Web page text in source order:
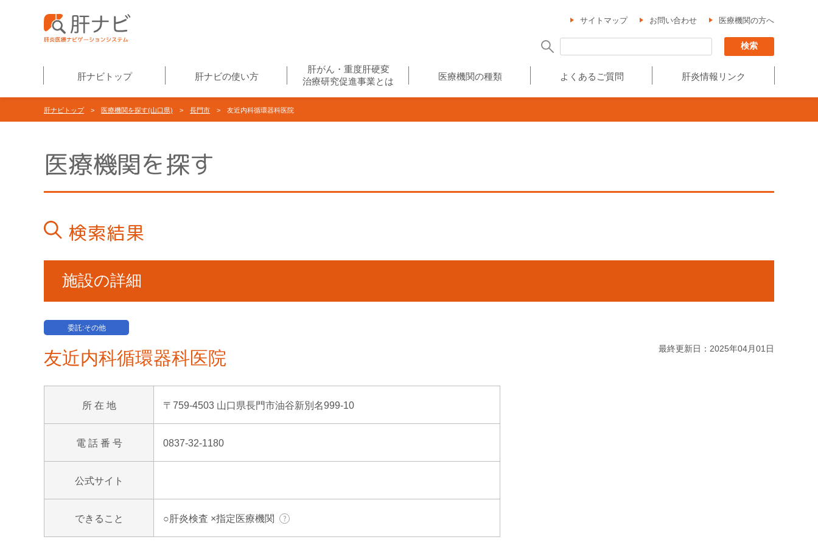
サイトマップ お問い合わせ 医療機関の方へ
肝ナビトップ 肝ナビの使い方
肝がん・重度肝硬変
治療研究促進事業とは
医療機関の種類 よくあるご質問 肝炎情報リンク
肝ナビトップ> 医療機関を探す(山口県) > 長門市 > 友近内科循環器科医院
医療機関を探す
検索結果
施設の詳細
委託:その他
友近内科循環器科医院
所 在 地 〒759-4503 山口県長門市油谷新別名999-10
電 話 番 号 0837-32-1180
公式サイト
できること ○肝炎検査 ×指定医療機関
最終更新日：2025年04月01日